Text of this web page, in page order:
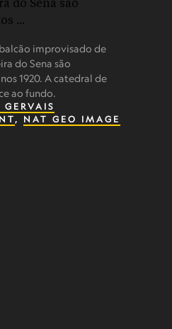
improvisado de
do Sena são
1920. A catedral de
ao fundo.
GERVAIS
, NAT GEO IMAGE